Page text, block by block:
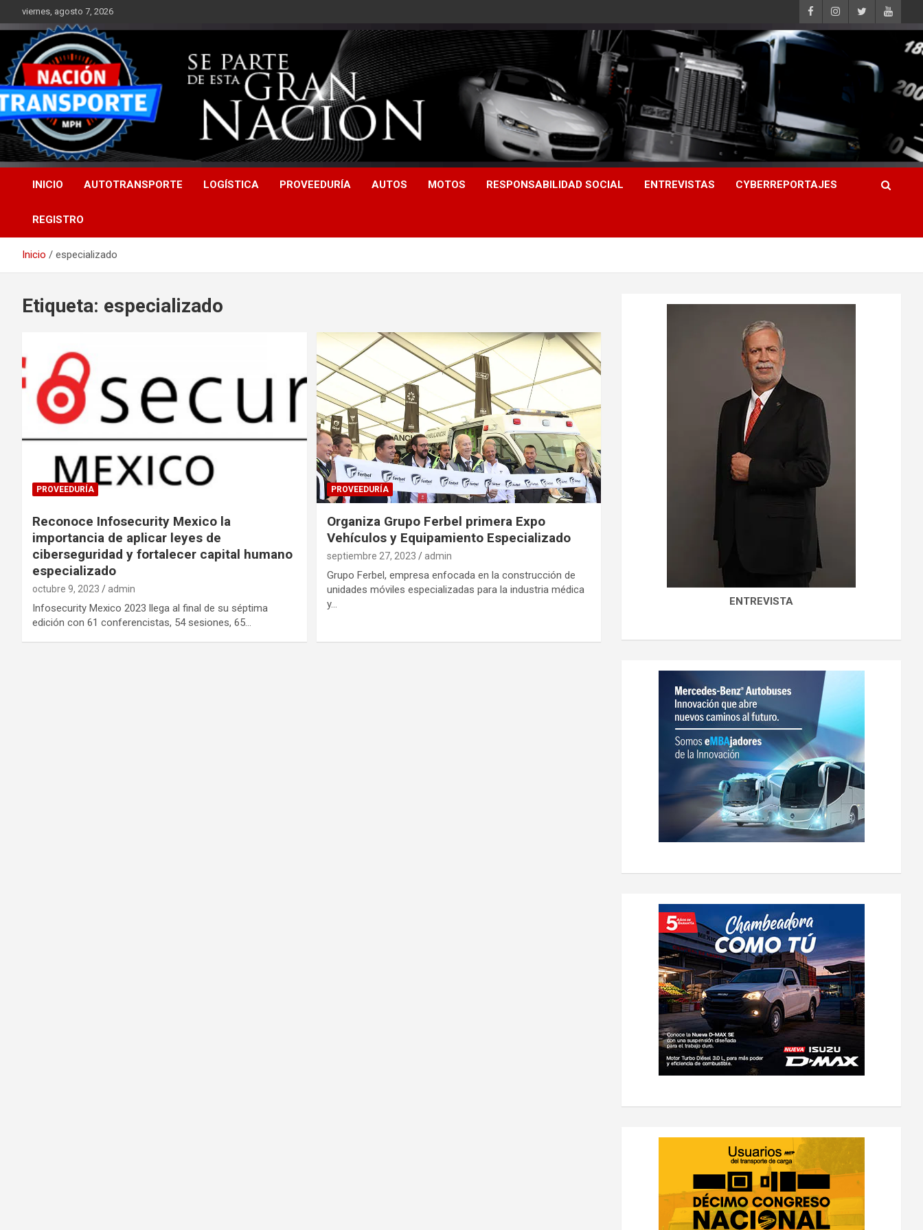
al
contenido
viernes, agosto 7, 2026
INICIO AUTOTRANSPORTE LOGÍSTICA PROVEEDURÍA AUTOS MOTOS RESPONSABILIDAD SOCIAL ENTREVISTAS CYBERREPORTAJES
REGISTRO
Inicio especializado
Etiqueta: especializado
PROVEEDURÍA
Reconoce Infosecurity Mexico la
importancia de aplicar leyes de
ciberseguridad y fortalecer capital humano
especializado
octubre 9, 2023 admin
Infosecurity Mexico 2023 llega al final de su séptima
edición con 61 conferencistas, 54 sesiones, 65…
PROVEEDURÍA
Organiza Grupo Ferbel primera Expo
Vehículos y Equipamiento Especializado
septiembre 27, 2023 admin
Grupo Ferbel, empresa enfocada en la construcción de
unidades móviles especializadas para la industria médica
y…
ENTREVISTA